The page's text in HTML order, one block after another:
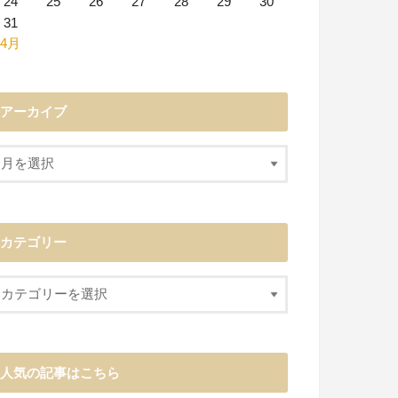
31
月
アーカイブ
カテゴリー
人気の記事はこちら